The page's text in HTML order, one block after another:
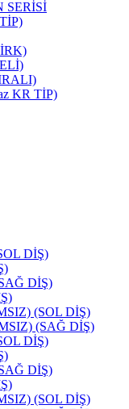
KR TİP)
DİŞ)
DİŞ)
(SOL DİŞ)
(SAĞ DİŞ)
DİŞ)
DİŞ)
(SOL DİŞ)